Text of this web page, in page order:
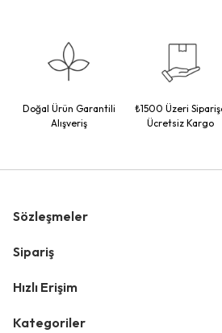
Doğal Ürün Garantili
Alışveriş
₺1500 Üzeri
Ücretsiz Kargo
Sözleşmeler
Sipariş
Hızlı Erişim
Kategoriler